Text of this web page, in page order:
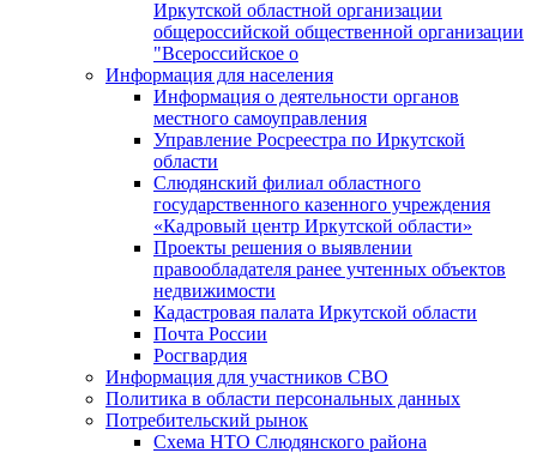
Иркутской областной организации
общероссийской общественной организации
"Всероссийское о
Информация для населения
Информация о деятельности органов
местного самоуправления
Управление Росреестра по Иркутской
области
Слюдянский филиал областного
государственного казенного учреждения
«Кадровый центр Иркутской области»
Проекты решения о выявлении
правообладателя ранее учтенных объектов
недвижимости
Кадастровая палата Иркутской области
Почта России
Росгвардия
Информация для участников СВО
Политика в области персональных данных
Потребительский рынок
Схема НТО Слюдянского района